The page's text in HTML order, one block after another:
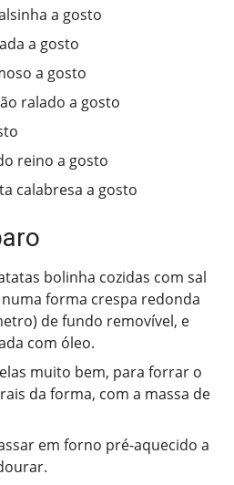
a gosto
a gosto
a gosto
ralado a gosto
reino a gosto
calabresa a gosto
bolinha cozidas com sal
numa forma crespa redonda
de fundo removível, e
com óleo.
muito bem, para forrar o
da forma, com a massa de
em forno pré-aquecido a